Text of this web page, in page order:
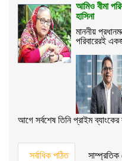
আমিও বীমা
হাসিনা
মাননীয়
পরিবারেরই
আগে সর্বশেষ তিনি প্রাইম
সর্বাধিক পঠিত সাম্প্রতিক